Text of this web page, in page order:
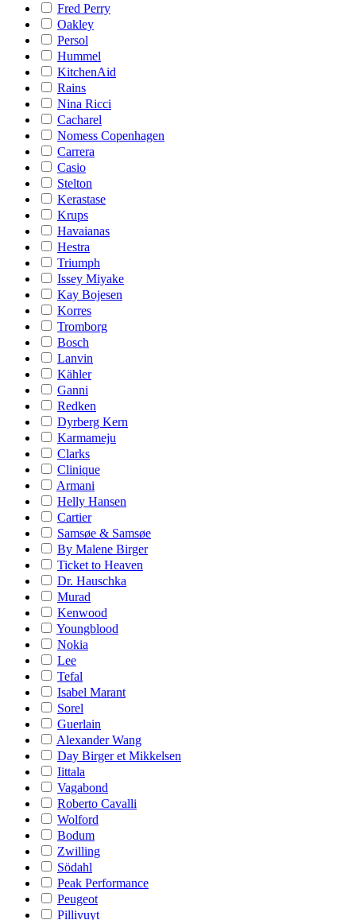
Fred Perry
Oakley
Persol
Hummel
KitchenAid
Rains
Nina Ricci
Cacharel
Nomess Copenhagen
Carrera
Casio
Stelton
Kerastase
Krups
Havaianas
Hestra
Triumph
Issey Miyake
Kay Bojesen
Korres
Tromborg
Bosch
Lanvin
Kähler
Ganni
Redken
Dyrberg Kern
Karmameju
Clarks
Clinique
Armani
Helly Hansen
Cartier
Samsøe & Samsøe
By Malene Birger
Ticket to Heaven
Dr. Hauschka
Murad
Kenwood
Youngblood
Nokia
Lee
Tefal
Isabel Marant
Sorel
Guerlain
Alexander Wang
Day Birger et Mikkelsen
Iittala
Vagabond
Roberto Cavalli
Wolford
Bodum
Zwilling
Södahl
Peak Performance
Peugeot
Pillivuyt